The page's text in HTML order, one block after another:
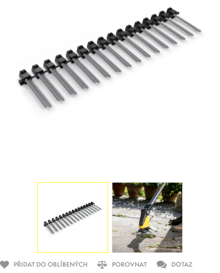
PŘIDAT DO OBLÍBENÝCH POROVNAT DOTAZ